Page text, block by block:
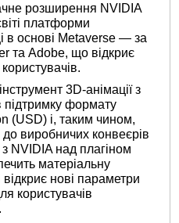
розширення NVIDIA
платформи
в основі Metaverse — за
та Adobe, що відкриє
3D-анімації з
підтримку формату
(USD) і, таким чином,
виробничих конвеєрів
NVIDIA над плагіном
матеріальну
нові параметри
користувачів